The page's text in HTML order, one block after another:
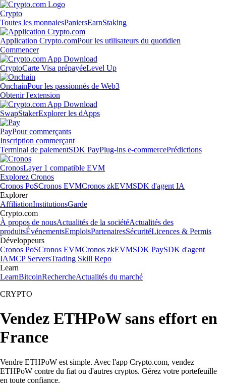
Crypto
Toutes les monnaiesPaniersEarnStaking
Application Crypto.comPour les utilisateurs du quotidien
Commencer
CryptoCarte Visa prépayéeLevel Up
OnchainPour les passionnés de Web3
Obtenir l'extension
SwapStakerExplorer les dApps
PayPour commerçants
Inscription commerçant
Terminal de paiementSDK PayPlug-ins e-commercePrédictions
CronosLayer 1 compatible EVM
Explorez Cronos
Cronos PoSCronos EVMCronos zkEVMSDK d'agent IA
Explorer
AffiliationInstitutionsGarde
Crypto.com
À propos de nousActualités de la sociétéActualités des
produitsÉvénementsEmploisPartenairesSécuritéLicences & Permis
Développeurs
Cronos PoSCronos EVMCronos zkEVMSDK PaySDK d'agent
IAMCP ServersTrading Skill Repo
Learn
LearnBitcoinRechercheActualités du marché
CRYPTO
Vendez ETHPoW sans effort en
France
Vendre ETHPoW est simple. Avec l'app Crypto.com, vendez
ETHPoW contre du fiat ou d'autres cryptos. Gérez votre portefeuille
en toute confiance.